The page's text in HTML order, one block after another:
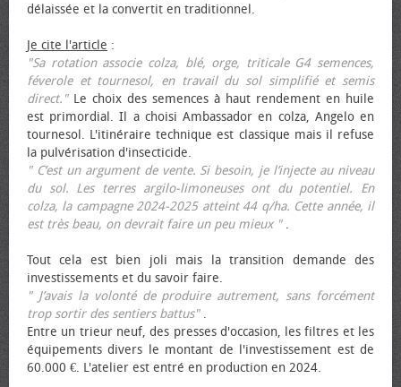
délaissée et la convertit en traditionnel.
Je cite l'article :
"Sa rotation associe colza, blé, orge, triticale G4 semences,
féverole et tournesol, en travail du sol simplifié et semis
direct."Le choix des semences à haut rendement en huile
est primordial. Il a choisi Ambassador en colza, Angelo en
tournesol. L'itinéraire technique est classique mais il refuse
la pulvérisation d'insecticide.
" C’est un argument de vente. Si besoin, je l’injecte au niveau
du sol. Les terres argilo-limoneuses ont du potentiel. En
colza, la campagne 2024-2025 atteint 44 q/ha. Cette année, il
est très beau, on devrait faire un peu mieux ".
Tout cela est bien joli mais la transition demande des
investissements et du savoir faire.
" J’avais la volonté de produire autrement, sans forcément
trop sortir des sentiers battus".
Entre un trieur neuf, des presses d'occasion, les filtres et les
équipements divers le montant de l'investissement est de
60.000 €. L'atelier est entré en production en 2024.